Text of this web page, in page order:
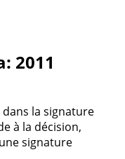
2011
la signature
à la décision,
signature